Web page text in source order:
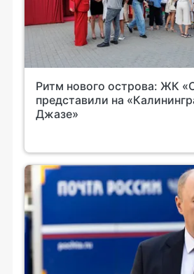
Ритм нового острова: ЖК
представили на
Джазе»